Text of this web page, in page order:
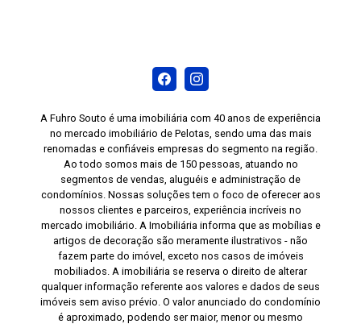
A Fuhro Souto é uma imobiliária com 40 anos de experiência
no mercado imobiliário de Pelotas, sendo uma das mais
renomadas e confiáveis empresas do segmento na região.
Ao todo somos mais de 150 pessoas, atuando no
segmentos de vendas, aluguéis e administração de
condomínios. Nossas soluções tem o foco de oferecer aos
nossos clientes e parceiros, experiência incríveis no
mercado imobiliário. A Imobiliária informa que as mobílias e
artigos de decoração são meramente ilustrativos - não
fazem parte do imóvel, exceto nos casos de imóveis
mobiliados. A imobiliária se reserva o direito de alterar
qualquer informação referente aos valores e dados de seus
imóveis sem aviso prévio. O valor anunciado do condomínio
é aproximado, podendo ser maior, menor ou mesmo